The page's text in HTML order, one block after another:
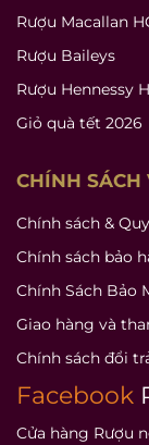
Rượu Macallan
Rượu Baileys
Rượu Hennessy
Giỏ quà tết 2026
CHÍNH
Chính sách &
Chính sách bảo
Chính Sách Bảo
Giao hàng và
Chính sách đổi
Facebook
Cửa hàng Rượu